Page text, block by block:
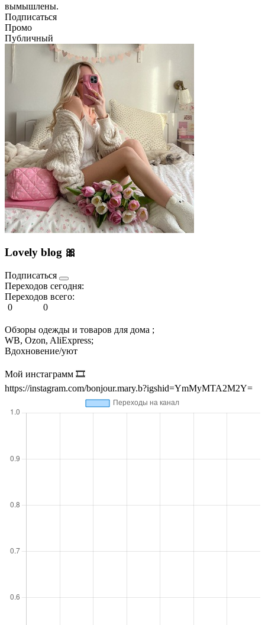
вымышлены.
Подписаться
Промо
Публичный
Lovely blog 🎀
Подписаться
Переходов сегодня:
Переходов всего:
0
0
Обзоры одежды и товаров для дома ;
WB, Ozon, AliExpress;
Вдохновение/уют
Мой инстаграмм 🎞️
https://instagram.com/bonjour.mary.b?igshid=YmMyMTA2M2Y=